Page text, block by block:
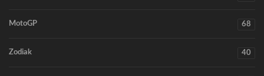
MotoGP 68
Zodiak 40